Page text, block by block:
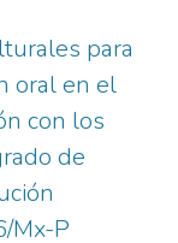
muchas
en el saber
ya que los
de
El objetivo
la
para el
en los
para
oral en el
con los
de
Mx-P